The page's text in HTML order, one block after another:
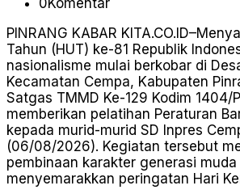
PINRANG KABAR
Tahun (HUT) ke-81 Republik
nasionalisme mulai berkobar di
Kecamatan Cempa, Kabupaten
Satgas TMMD Ke-129 Kodim 1404/
memberikan pelatihan Peraturan
kepada murid-murid SD Inpres
(06/08/2026). Kegiatan tersebut
pembinaan karakter generasi
menyemarakkan peringatan Hari